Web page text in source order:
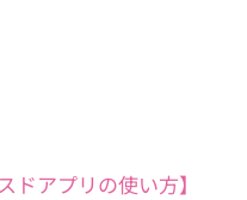
ドアプリの使い方】